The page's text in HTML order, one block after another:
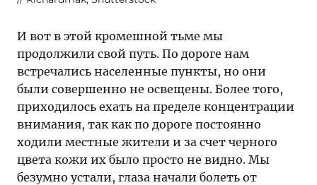
И вот в этой кромешной тьме мы
продолжили свой путь. По дороге нам
встречались населенные пункты, но они
были совершенно не освещены. Более того,
приходилось ехать на пределе концентрации
внимания, так как по дороге постоянно
ходили местные жители и за счет черного
цвета кожи их было просто не видно. Мы
безумно устали, глаза начали болеть от